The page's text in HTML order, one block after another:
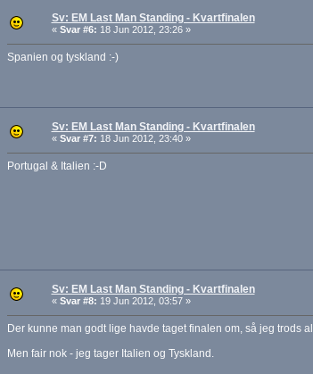
Sv: EM Last Man Standing - Kvartfinalen
« Svar #6: 18 Jun 2012, 23:26 »
Spanien og tyskland :-)
Sv: EM Last Man Standing - Kvartfinalen
« Svar #7: 18 Jun 2012, 23:40 »
Portugal & Italien :-D
Sv: EM Last Man Standing - Kvartfinalen
« Svar #8: 19 Jun 2012, 03:57 »
Der kunne man godt lige havde taget finalen om, så jeg trods
Men fair nok - jeg tager Italien og Tyskland.